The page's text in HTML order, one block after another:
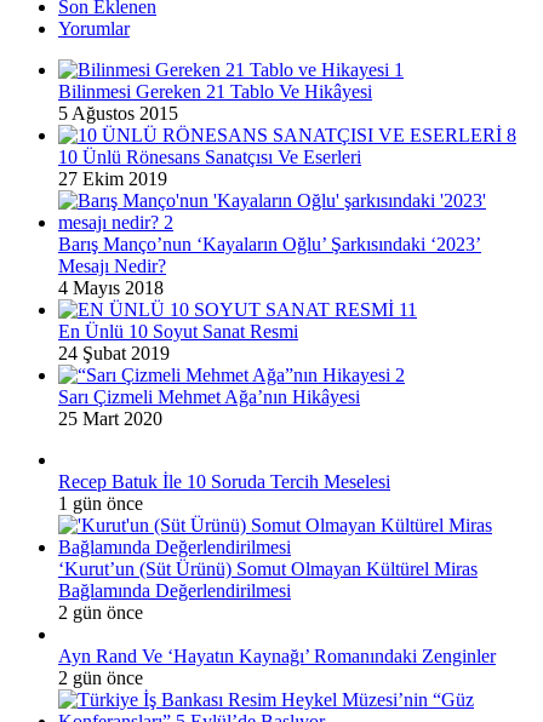
Son Eklenen
Yorumlar
Bilinmesi Gereken 21 Tablo Ve Hikâyesi
5 Ağustos 2015
10 Ünlü Rönesans Sanatçısı Ve Eserleri
27 Ekim 2019
Barış Manço’nun ‘Kayaların Oğlu’ Şarkısındaki ‘2023’
Mesajı Nedir?
4 Mayıs 2018
En Ünlü 10 Soyut Sanat Resmi
24 Şubat 2019
Sarı Çizmeli Mehmet Ağa’nın Hikâyesi
25 Mart 2020
Recep Batuk İle 10 Soruda Tercih Meselesi
1 gün önce
‘Kurut’un (Süt Ürünü) Somut Olmayan Kültürel Miras
Bağlamında Değerlendirilmesi
2 gün önce
Ayn Rand Ve ‘Hayatın Kaynağı’ Romanındaki Zenginler
2 gün önce